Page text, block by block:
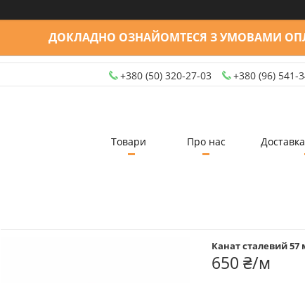
ДОКЛАДНО ОЗНАЙОМТЕСЯ З УМОВАМИ
+380 (50) 320-27-03 +380 (96) 541-
Товари Про нас
Канат сталевий 57
650 ₴/м